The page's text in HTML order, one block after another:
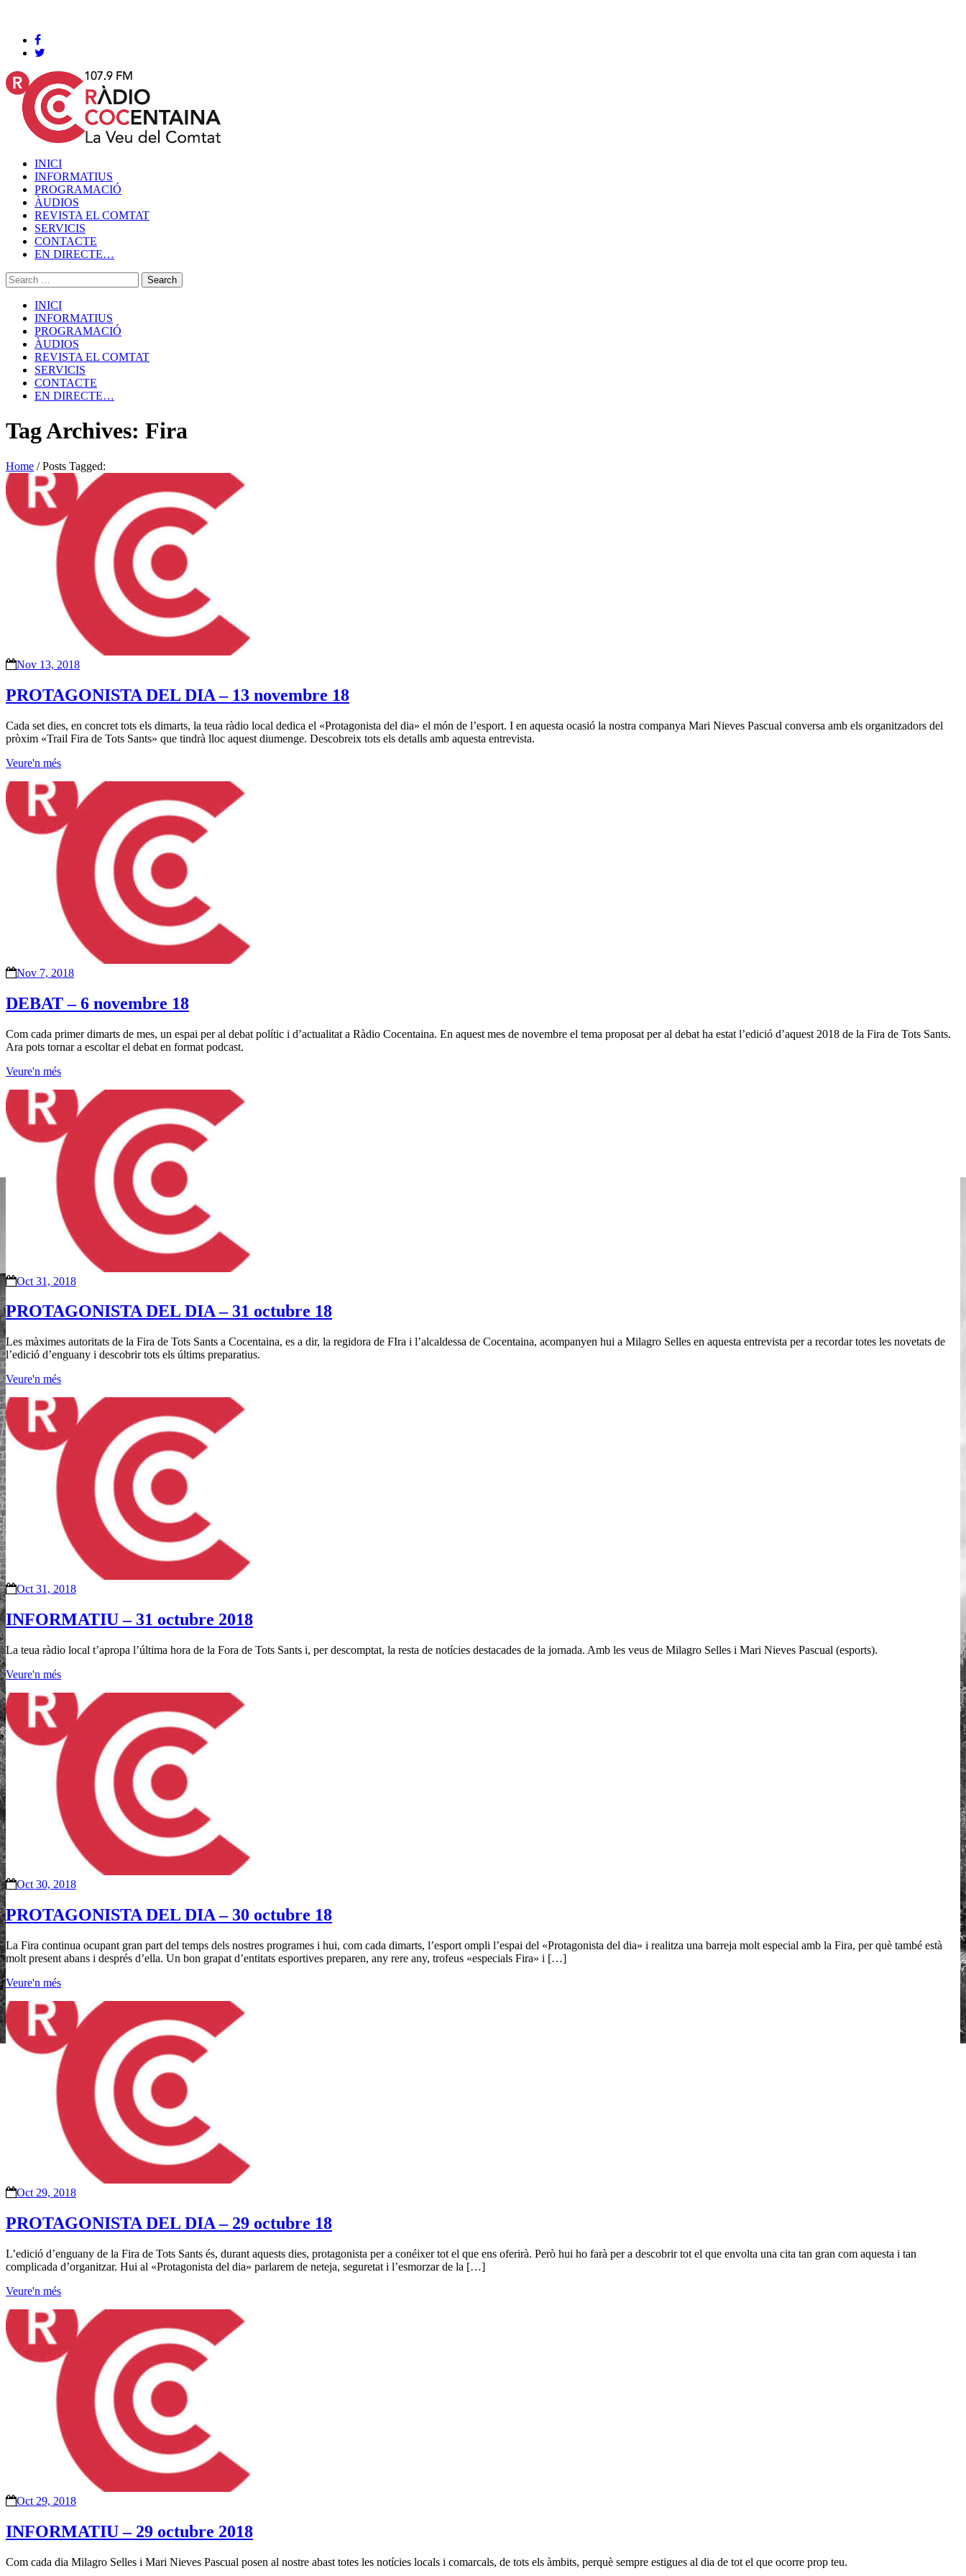
INICI
INFORMATIUS
PROGRAMACIÓ
ÀUDIOS
REVISTA EL COMTAT
SERVICIS
CONTACTE
EN DIRECTE…
INICI
INFORMATIUS
PROGRAMACIÓ
ÀUDIOS
REVISTA EL COMTAT
SERVICIS
CONTACTE
EN DIRECTE…
Tag Archives: Fira
Home /Posts Tagged:
Nov 13, 2018
PROTAGONISTA DEL DIA – 13 novembre 18
Cada set dies, en concret tots els dimarts, la teua ràdio local dedica el «Protagonista del dia» el món de l’esport. I en aquesta ocasió la nostra companya Mari Nieves Pascual conversa amb els organitzadors del
pròxim «Trail Fira de Tots Sants» que tindrà lloc aquest diumenge. Descobreix tots els detalls amb aquesta entrevista.
Veure'n més
Nov 7, 2018
DEBAT – 6 novembre 18
Com cada primer dimarts de mes, un espai per al debat polític i d’actualitat a Ràdio Cocentaina. En aquest mes de novembre el tema proposat per al debat ha estat l’edició d’aquest 2018 de la Fira de Tots Sants.
Ara pots tornar a escoltar el debat en format podcast.
Veure'n més
Oct 31, 2018
PROTAGONISTA DEL DIA – 31 octubre 18
Les màximes autoritats de la Fira de Tots Sants a Cocentaina, es a dir, la regidora de FIra i l’alcaldessa de Cocentaina, acompanyen hui a Milagro Selles en aquesta entrevista per a recordar totes les novetats de
l’edició d’enguany i descobrir tots els últims preparatius.
Veure'n més
Oct 31, 2018
INFORMATIU – 31 octubre 2018
La teua ràdio local t’apropa l’última hora de la Fora de Tots Sants i, per descomptat, la resta de notícies destacades de la jornada. Amb les veus de Milagro Selles i Mari Nieves Pascual (esports).
Veure'n més
Oct 30, 2018
PROTAGONISTA DEL DIA – 30 octubre 18
La Fira continua ocupant gran part del temps dels nostres programes i hui, com cada dimarts, l’esport ompli l’espai del «Protagonista del dia» i realitza una barreja molt especial amb la Fira, per què també està
molt present abans i després d’ella. Un bon grapat d’entitats esportives preparen, any rere any, trofeus «especials Fira» i […]
Veure'n més
Oct 29, 2018
PROTAGONISTA DEL DIA – 29 octubre 18
L’edició d’enguany de la Fira de Tots Sants és, durant aquests dies, protagonista per a conéixer tot el que ens oferirà. Però hui ho farà per a descobrir tot el que envolta una cita tan gran com aquesta i tan
complicada d’organitzar. Hui al «Protagonista del dia» parlarem de neteja, seguretat i l’esmorzar de la […]
Veure'n més
Oct 29, 2018
INFORMATIU – 29 octubre 2018
Com cada dia Milagro Selles i Mari Nieves Pascual posen al nostre abast totes les notícies locals i comarcals, de tots els àmbits, perquè sempre estigues al dia de tot el que ocorre prop teu.